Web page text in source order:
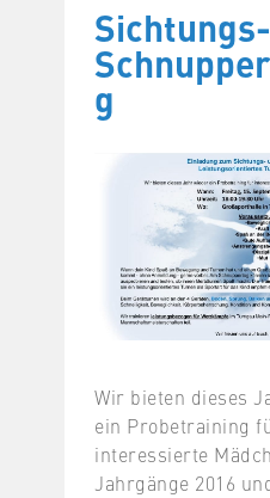
g
Wir bieten dieses
ein Probetraining
interessierte
Jahrgänge 2016